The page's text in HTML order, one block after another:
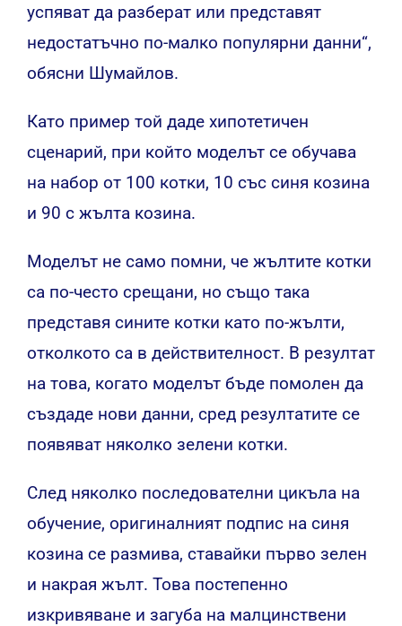
успяват да разберат или представят
недостатъчно по-малко популярни данни“,
обясни Шумайлов.
Като пример той даде хипотетичен
сценарий, при който моделът се обучава
на набор от 100 котки, 10 със синя козина
и 90 с жълта козина.
Моделът не само помни, че жълтите котки
са по-често срещани, но също така
представя сините котки като по-жълти,
отколкото са в действителност. В резултат
на това, когато моделът бъде помолен да
създаде нови данни, сред резултатите се
появяват няколко зелени котки.
След няколко последователни цикъла на
обучение, оригиналният подпис на синя
козина се размива, ставайки първо зелен
и накрая жълт. Това постепенно
изкривяване и загуба на малцинствени